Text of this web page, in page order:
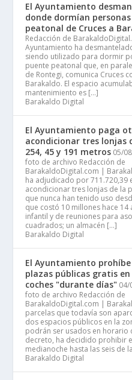
El Ayuntamiento
donde dormían
peatonal de Cruces a
Redacción de
Ayuntamiento ha
siendo utilizado para dormir
puente peatonal que, en
de Rontegi, comunica Cruces
Barakaldo. El espacio
mantenimiento es […]
Barakaldo Digital
El Ayuntamiento paga
acondicionar tres lonjas
254, 45 y 191 metros 05/
foto de archivo Redacción de
BarakaldoDigital.com |
ha adjudicado por 711.720,39
acondicionar tres lonjas de la
que nunca han tenido uso
que costó 10 millones hace
infantil y de reuniones para
cuadrados; un almacén […]
Barakaldo Digital
El Ayuntamiento
plazas públicas gratis
coches "durante días" 04/
foto de archivo Redacción de
BarakaldoDigital.com |
parcelas que todavía son
dos espacios públicos en la
podrán ser usados en horario
decreto, ha decidido prohibir
medianoche hasta las seis de
Barakaldo Digital